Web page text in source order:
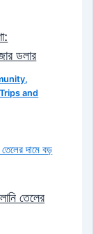
ডলার
,
Trips and
তেলের